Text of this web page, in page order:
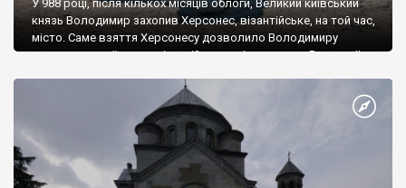
У 988 році, після кількох місяців облоги, Великий київський
князь Володимир захопив Херсонес, візантійське, на той час,
місто. Саме взяття Херсонесу дозволило Володимиру
диктувати свої умови візантійському імператору Василю ІІ, та
Херсонесі Володимир-язичник, став Василем-християнином.
А потім було Хрещення Русі. На честь Херсонесу Таврійського